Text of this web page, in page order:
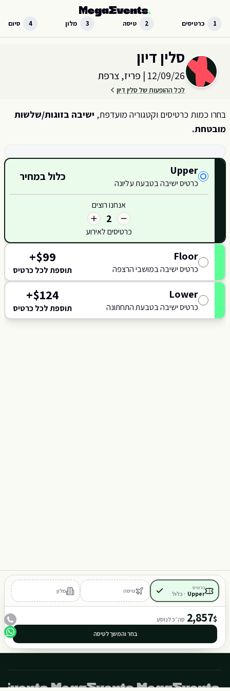
1 כרטיסים 2 טיסה 3 מלון 4 סיום
בחר כמות וקטגוריית כרטיסים עבור האירוע ב
סלין דיון
12/09/26
| פריז, צרפת
לכל ההופעות של סלין דיון
בחרו כמות כרטיסים וקטגוריה מועדפת, ישיבה בזוגות/שלשות
מובטחת.
420
421
401 402
J
קטגוריות כרטיסים זמינות
Upper
כרטיס ישיבה בטבעת עליונה
כלול במחיר
אנחנו רוצים
2
כרטיסים לאירוע
Floor
כרטיס ישיבה במושבי הרצפה
$99
+
תוספת לכל כרטיס
Lower
כרטיס ישיבה בטבעת התחתונה
$124
+
תוספת לכל כרטיס
כרטיס
Upper
· כלול טיסה מלון
$
2,857 סה״כ לנוסע
בחר והמשך לטיסה